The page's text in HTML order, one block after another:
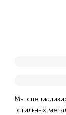
Мы
стильных